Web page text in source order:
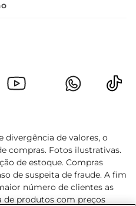
divergência de valores, o
compras. Fotos ilustrativas.
de estoque. Compras
de suspeita de fraude. A fim
número de clientes as
de produtos com preços